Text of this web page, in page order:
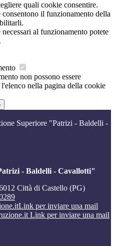
quali cookie consentire.
il funzionamento della
al funzionamento potete
.
non possono essere
nella pagina della cookie
Superiore "Patrizi - Baldelli -
- Baldelli - Cavallotti"
Città di Castello (PG)
Link per inviare una mail
Link per inviare una mail